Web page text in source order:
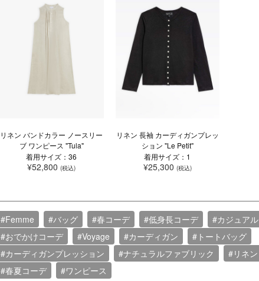
リネン バンドカラー ノースリー
ブ ワンピース "Tula"
着用サイズ：36
¥52,800(税込)
リネン 長袖 カーディガンプレッ
ション "Le Petit"
着用サイズ：1
¥25,300 (税込)
#Femme #バッグ #春コーデ #低身長コーデ
#カジュアル
#おでかけコーデ
#Voyage #カーディガン
#トートバッグ
#カーディガンプレッション
#ナチュラルファブリック #リネン
#春夏コーデ
#ワンピース